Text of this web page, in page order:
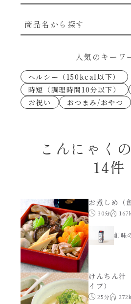
穀物類のレシピ
なんでも南蛮
考えるな、二代目で炒めろ
朝シャン（ごはん派）
朝シャン（パン派）
ヘルシー（150kcal以下）
時短（調理時間10分以下）
お弁当
お祝い
商品名から探す
あえるハコネーゼトマトバジ
あえるハコネーゼ高菜
あえるハコネーゼ明太子
あえるハコネーゼジェノベー
あえるハコネーゼペペロンチ
あえるハコネーゼたらこク
人気のキーワ
ヘルシー（150kcal以下）
時短（調理時間10分以下）
お祝い
おつまみ/おやつ
こんにゃく
14件
お煮しめ（
30分
創味
けんちん汁
イプ）
25分